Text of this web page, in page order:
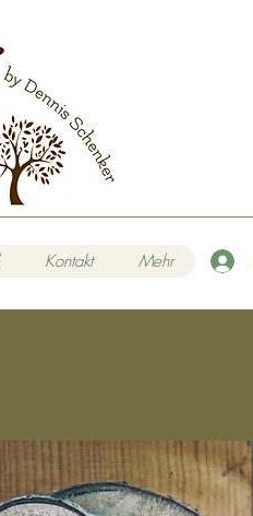
Kontakt Mehr